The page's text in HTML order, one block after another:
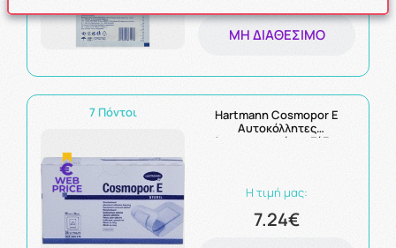
ΜΗ ΔΙΑΘΈΣΙΜΟ
7 Πόντοι
Hartmann Cosmopor E
Αυτοκόλλητες
Αποστειρωμένες Γάζες
Η τιμή μας:
7.24€